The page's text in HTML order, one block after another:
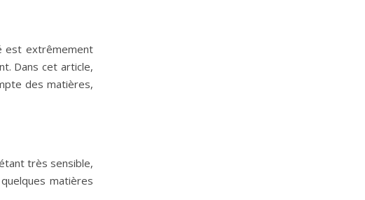
est extrêmement
Dans cet article,
des matières,
très sensible,
matières